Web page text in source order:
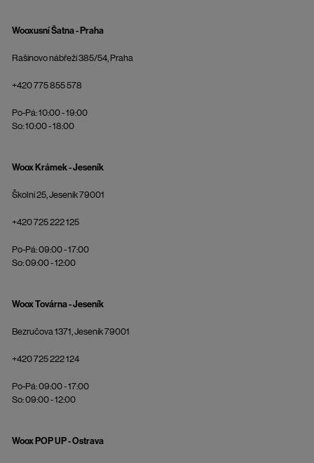
Wooxusní Šatna - Praha
Rašínovo nábřeží 385/54, Praha
+420 775 855 578
Po-Pá: 10:00 - 19:00
So: 10:00 - 18:00
Woox Krámek - Jeseník
Školní 25, Jeseník 79001
+420 725 222 125
Po-Pá: 09:00 - 17:00
So: 09:00 - 12:00
Woox Továrna - Jeseník
Bezručova 1371, Jeseník 79001
+420 725 222 124
Po-Pá: 09:00 - 17:00
So: 09:00 - 12:00
Woox POP UP - Ostrava